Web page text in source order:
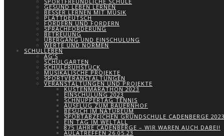
GESUND LEBEN LERNEN
BESSER LERNEN MIT MUSIK
PLATTDEUTSCH
FÖRDERN UND FORDERN
SPRACHFÖRDERUNG
BETREUUNG
ÜBERGANG UND EINSCHULUNG
WERTE UND NORMEN
SCHULLEBEN
AG’S
SCHULGARTEN
SCHULFRÜHSTÜCK
MUSIKALISCHE PROJEKTE
SPORTVERANSTALTUNGEN
VERANSTALTUNGEN UND PROJEKTE
KÜSTENMARATHON 2023
EINSCHULUNG 2023
SCHNUPPERTAG TENNIS
AUSFLUG ZUM BAUERNHOF
BESUCH IM NATUREUM
SPORTABZEICHEN GRUNDSCHULE CADENBERGE
EIN TAG IM WELTALL
875 JAHRE CADENBERGE – WIR WAREN AUCH DABEI!
AULATREFFEN 26.05.23